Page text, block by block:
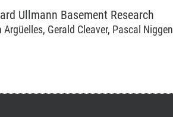
Ullmann Basement Research
Gerald Cleaver, Pascal Niggenkemper, Steve Swell, Gebhard Ullmann